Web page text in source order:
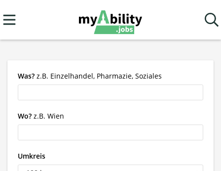
Was? z.B. Einzelhandel, Pharmazie, Soziales
Wo? z.B. Wien
Umkreis